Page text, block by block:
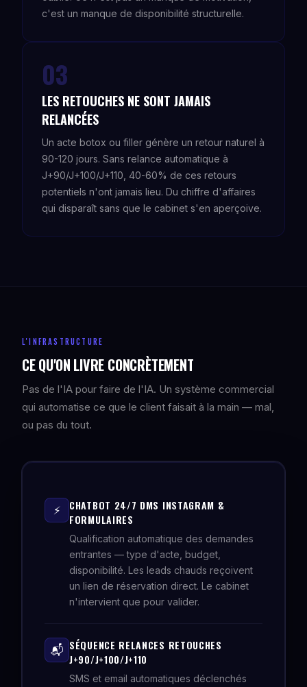
c'est un manque de disponibilité structurelle.
03
LES RETOUCHES NE SONT JAMAIS
RELANCÉES
Un acte botox ou filler génère un retour naturel à
90-120 jours. Sans relance automatique à
J+90/J+100/J+110, 40-60% de ces retours
potentiels n'ont jamais lieu. Du chiffre d'affaires
qui disparaît sans que le cabinet s'en aperçoive.
L'INFRASTRUCTURE
CE QU'ON LIVRE CONCRÈTEMENT
Pas de l'IA pour faire de l'IA. Un système commercial
qui automatise ce que le client faisait à la main — mal,
ou pas du tout.
⚡
CHATBOT 24/7 DMS INSTAGRAM &
FORMULAIRES
Qualification automatique des demandes
entrantes — type d'acte, budget,
disponibilité. Les leads chauds reçoivent
un lien de réservation direct. Le cabinet
n'intervient que pour valider.
📬 SÉQUENCE RELANCES RETOUCHES
J+90/J+100/J+110
SMS et email automatiques déclenchés